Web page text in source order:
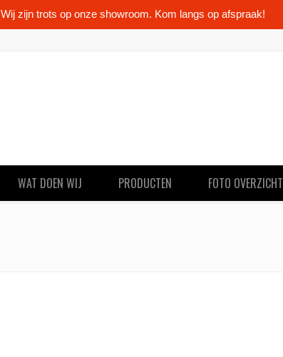
Wij zijn trots op onze showroom. Kom langs op afspraak!
WAT DOEN WIJ PRODUCTEN FOTO OVERZICHT